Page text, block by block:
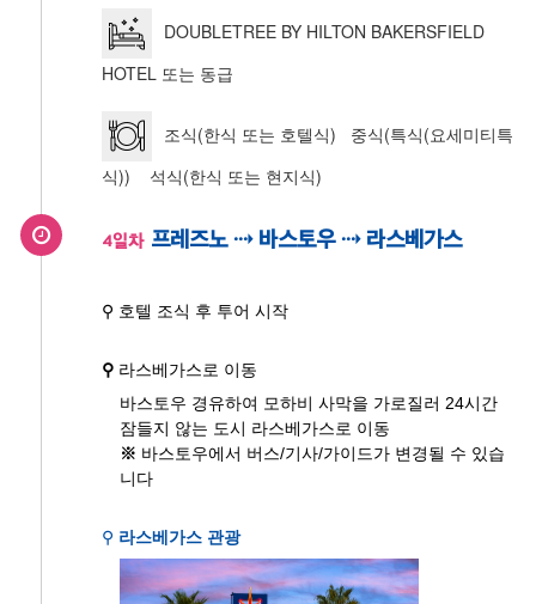
DOUBLETREE BY HILTON BAKERSFIELD
HOTEL 또는 동급
조식(한식 또는 호텔식) 중식(특식(요세미티특
식)) 석식(한식 또는 현지식)
4일차 프레즈노 ⇢ 바스토우 ⇢ 라스베가스
⚲ 호텔 조식 후 투어 시작
⚲ 라스베가스로 이동
바스토우 경유하여 모하비 사막을 가로질러 24시간
잠들지 않는 도시 라스베가스로 이동
※ 바스토우에서 버스/기사/가이드가 변경될 수 있습
니다
⚲ 라스베가스 관광